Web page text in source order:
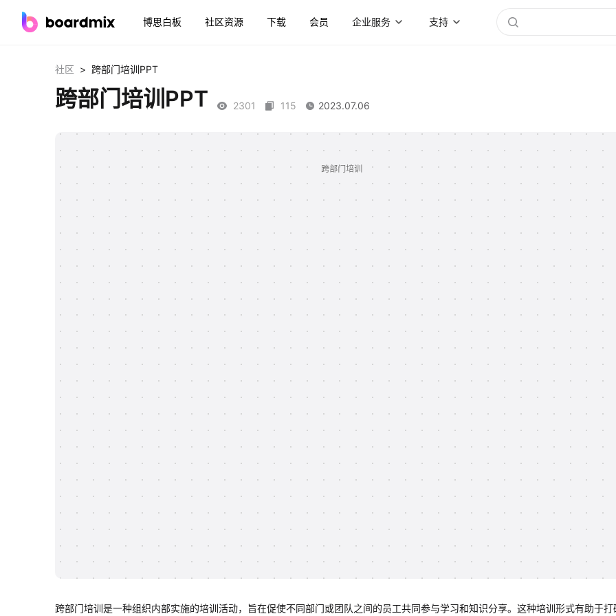
博思白板 社区资源 下载 会员 企业服务 支持
社区 > 跨部门培训PPT
跨部门培训PPT 2301 115 2023.07.06
跨部门培训是一种组织内部实施的培训活动，旨在促使不同部门或团队之间的员工共同参与学习和知识分享。这种培训形式有助于打